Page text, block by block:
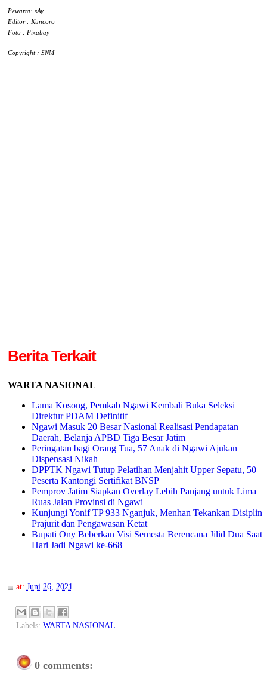
Pewarta: sAy
Editor : Kuncoro
Foto : Pixabay
Copyright : SNM
Berita Terkait
WARTA NASIONAL
Lama Kosong, Pemkab Ngawi Kembali Buka Seleksi
Direktur PDAM Definitif
Ngawi Masuk 20 Besar Nasional Realisasi Pendapatan
Daerah, Belanja APBD Tiga Besar Jatim
Peringatan bagi Orang Tua, 57 Anak di Ngawi Ajukan
Dispensasi Nikah
DPPTK Ngawi Tutup Pelatihan Menjahit Upper Sepatu, 50
Peserta Kantongi Sertifikat BNSP
Pemprov Jatim Siapkan Overlay Lebih Panjang untuk Lima
Ruas Jalan Provinsi di Ngawi
Kunjungi Yonif TP 933 Nganjuk, Menhan Tekankan Disiplin
Prajurit dan Pengawasan Ketat
Bupati Ony Beberkan Visi Semesta Berencana Jilid Dua Saat
Hari Jadi Ngawi ke-668
at: Juni 26, 2021
Labels: WARTA NASIONAL
0 comments: